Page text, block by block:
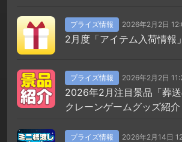
プライズ情報 2026年2月2日
2月度「アイテム入荷情報」
プライズ情報 2026年2月2日
2026年2月注目景品「葬送
クレーンゲームグッズ紹介
プライズ情報 2026年2月14日